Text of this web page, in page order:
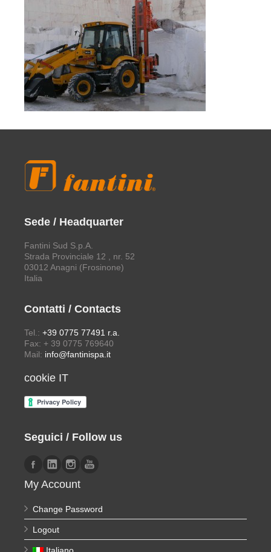
Sede / Headquarter
Fantini Sud S.p.A.
Strada Provinciale 12 , nr. 52
03012 Anagni (Frosinone)
Italia
Contatti / Contacts
Tel.: +39 0775 77491 r.a.
Fax: + 39 0775 769640
Mail: info@fantinispa.it
cookie IT
Seguici / Follow us
My Account
Change Password
Logout